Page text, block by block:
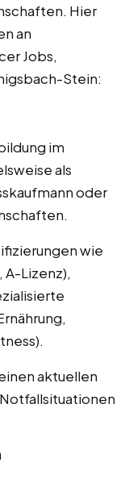
Hier
an
Jobs,
Stein:
im
als
oder
wie
Lizenz),
aktuellen